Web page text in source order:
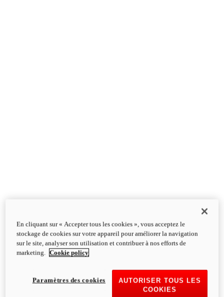
En cliquant sur « Accepter tous les cookies », vous acceptez le
stockage de cookies sur votre appareil pour améliorer la navigation
sur le site, analyser son utilisation et contribuer à nos efforts de
marketing.
Cookie policy
AUTORISER TOUS LES
COOKIES
Paramètres des cookies